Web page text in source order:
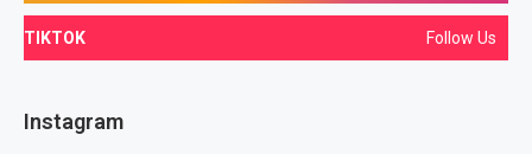
TIKTOK Follow Us
Instagram